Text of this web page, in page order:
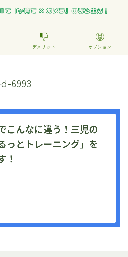
デメリット オプション
6993